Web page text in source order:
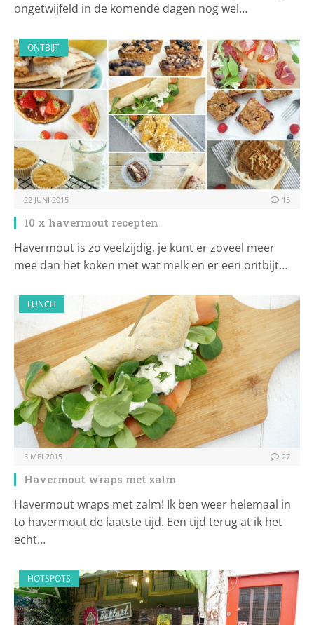
ongetwijfeld in de komende dagen nog wel…
ONTBIJT
22 JUNI 2015 15
10 x havermout recepten
Havermout is zo veelzijdig, je kunt er zoveel meer
mee dan het koken met wat melk en er een ontbijt…
LUNCH
5 MEI 2015 27
Havermout wraps met zalm
Havermout wraps met zalm! Ik ben weer helemaal in
to havermout de laatste tijd. Een tijd terug at ik het
echt…
HOTSPOTS